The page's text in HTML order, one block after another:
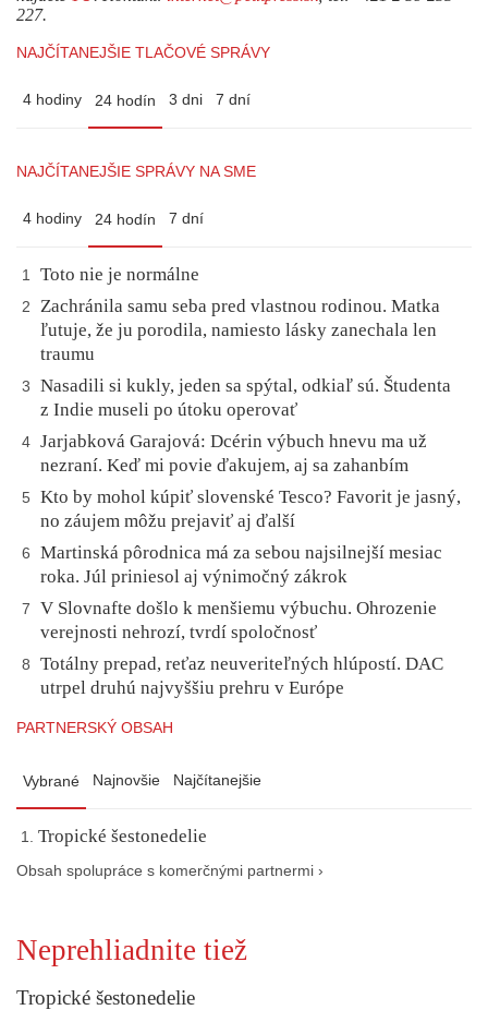
227.
NAJČÍTANEJŠIE TLAČOVÉ SPRÁVY
4 hodiny 24 hodín 3 dni 7 dní
NAJČÍTANEJŠIE SPRÁVY NA SME
4 hodiny 24 hodín 7 dní
1 Toto nie je normálne
2
Zachránila samu seba pred vlastnou rodinou. Matka
ľutuje, že ju porodila, namiesto lásky zanechala len
traumu
3
Nasadili si kukly, jeden sa spýtal, odkiaľ sú. Študenta
z Indie museli po útoku operovať
4 Jarjabková Garajová: Dcérin výbuch hnevu ma už
nezraní. Keď mi povie ďakujem, aj sa zahanbím
5
Kto by mohol kúpiť slovenské Tesco? Favorit je jasný,
no záujem môžu prejaviť aj ďalší
6
Martinská pôrodnica má za sebou najsilnejší mesiac
roka. Júl priniesol aj výnimočný zákrok
7
V Slovnafte došlo k menšiemu výbuchu. Ohrozenie
verejnosti nehrozí, tvrdí spoločnosť
8
Totálny prepad, reťaz neuveriteľných hlúpostí. DAC
utrpel druhú najvyššiu prehru v Európe
PARTNERSKÝ OBSAH
Vybrané Najnovšie Najčítanejšie
Tropické šestonedelie
Obsah spolupráce s komerčnými partnermi ›
Neprehliadnite tiež
Tropické šestonedelie